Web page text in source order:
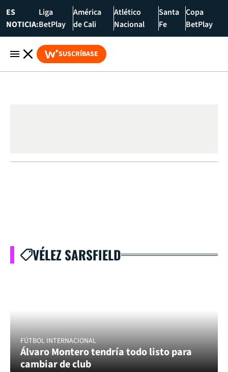
ES
NOTICIA:
Liga
BetPlay
América
de Cali
Atlético
Nacional
Santa
Fe
Copa
BetPlay
SUSCRÍBASE
VÉLEZ SARSFIELD
FÚTBOL INTERNACIONAL
Álvaro Montero tendría todo listo para
cambiar de club